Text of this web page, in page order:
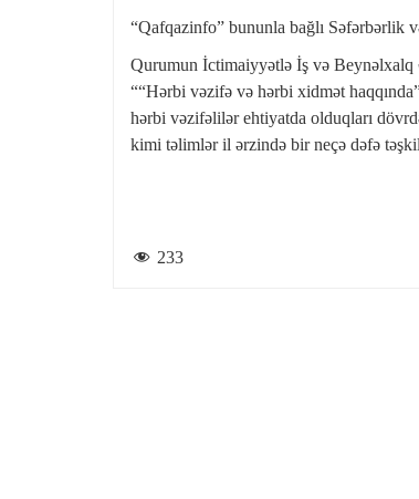
“Qafqazinfo” bununla bağlı Səfərbərlik
Qurumun İctimaiyyətlə İş və Beynəlxalq
““Hərbi vəzifə və hərbi xidmət
hərbi vəzifəlilər ehtiyatda olduqları
kimi təlimlər il ərzində bir neçə dəfə
233